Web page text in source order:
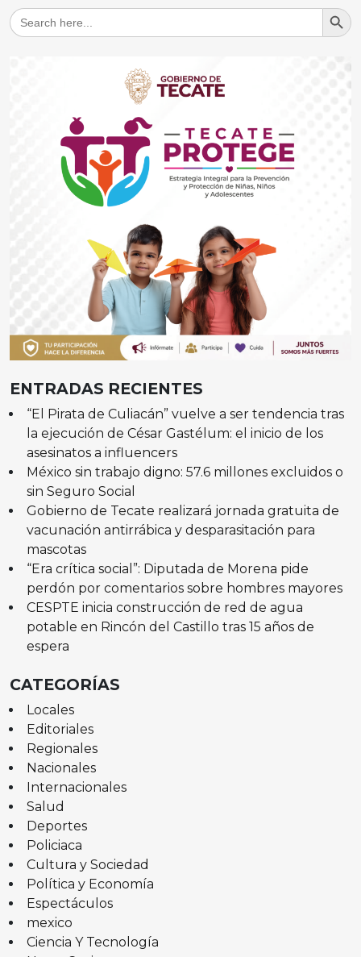
Search
for:
Search
ENTRADAS RECIENTES
“El Pirata de Culiacán” vuelve a ser tendencia tras
la ejecución de César Gastélum: el inicio de los
asesinatos a influencers
México sin trabajo digno: 57.6 millones excluidos o
sin Seguro Social
Gobierno de Tecate realizará jornada gratuita de
vacunación antirrábica y desparasitación para
mascotas
“Era crítica social”: Diputada de Morena pide
perdón por comentarios sobre hombres mayores
CESPTE inicia construcción de red de agua
potable en Rincón del Castillo tras 15 años de
espera
CATEGORÍAS
Locales
Editoriales
Regionales
Nacionales
Internacionales
Salud
Deportes
Policiaca
Cultura y Sociedad
Política y Economía
Espectáculos
mexico
Ciencia Y Tecnología